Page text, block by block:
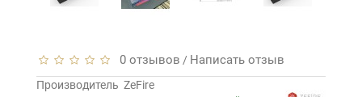
0 отзывов / Написать отзыв
Производитель ZeFire